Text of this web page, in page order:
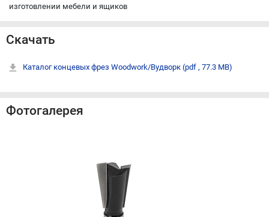
изготовлении мебели и ящиков
Скачать
Каталог концевых фрез Woodwork/Вудворк (pdf , 77.3 MB)
Фотогалерея